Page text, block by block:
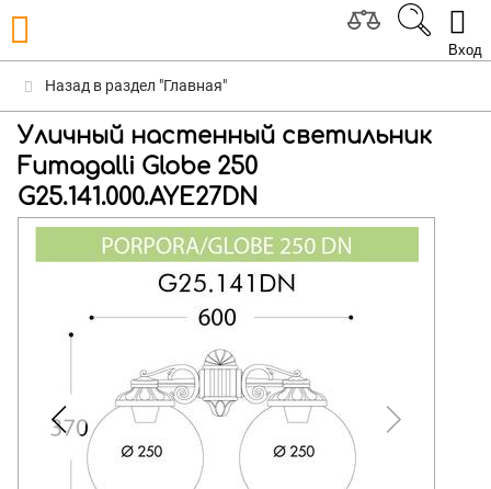
Вход
Назад в раздел "Главная"
Уличный настенный светильник
Fumagalli Globe 250
G25.141.000.AYE27DN